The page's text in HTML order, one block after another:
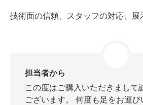
技術面の信頼、スタッフの対応、展
担当者から
この度はご購入いただきまして
ございます。 何度も足をお運